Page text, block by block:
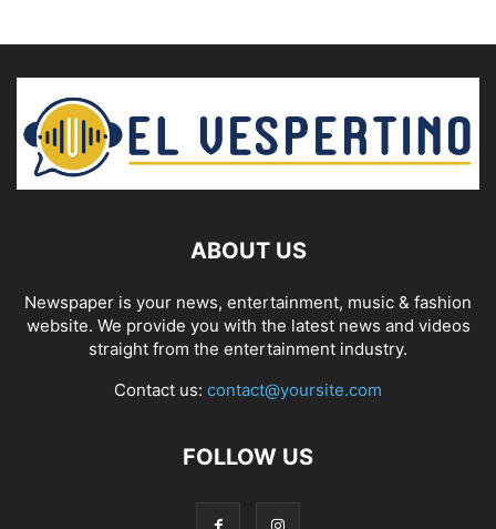
ABOUT US
Newspaper is your news, entertainment, music & fashion
website. We provide you with the latest news and videos
straight from the entertainment industry.
Contact us: contact@yoursite.com
FOLLOW US